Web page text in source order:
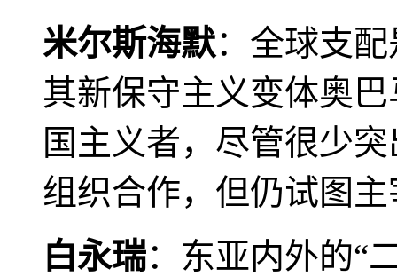
米尔斯海默：全球支
其新保守主义变体奥
国主义者，尽管很少
组织合作，但仍试图
白永瑞：东亚内外的“